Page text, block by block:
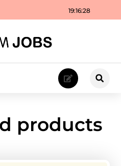
19:16:29
products